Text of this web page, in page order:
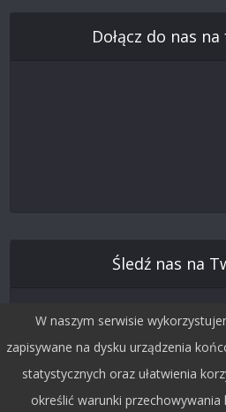
Dołącz do nas
Śledź nas na
W naszym serwisie
zapisywane na dysku urządzenia
statystycznych oraz ułatwienia
określić warunki